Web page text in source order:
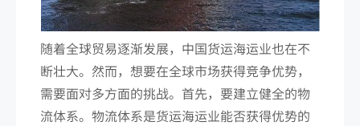
随着全球贸易逐渐发展，中国货运海运业也在不
断壮大。然而，想要在全球市场获得竞争优势，
需要面对多方面的挑战。首先，要建立健全的物
流体系。物流体系是货运海运业能否获得优势的